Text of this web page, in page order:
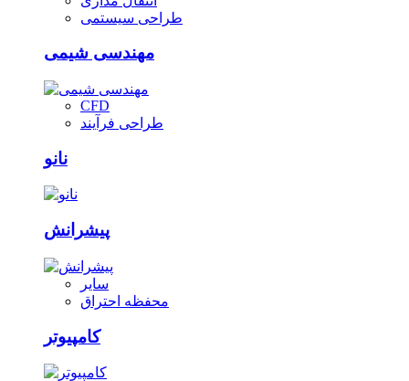
طراحی سیستمی
مهندسی شیمی
CFD
طراحی فرآیند
نانو
پیشرانش
سایر
محفظه احتراق
کامپیوتر